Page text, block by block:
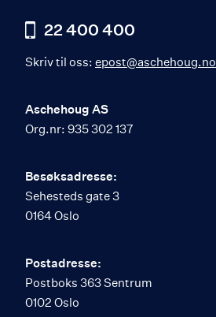
22 400 400
Skriv til oss: epost@aschehoug.no
Aschehoug AS
Org.nr: 935 302 137
Besøksadresse:
Sehesteds gate 3
0164 Oslo
Postadresse:
Postboks 363 Sentrum
0102 Oslo